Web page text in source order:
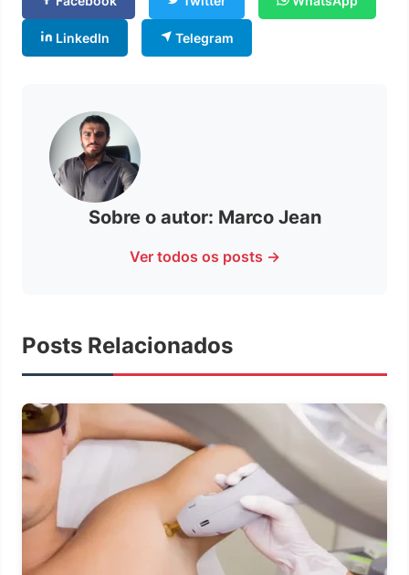
LinkedIn Telegram
Sobre o autor: Marco Jean
Ver todos os posts →
Posts Relacionados